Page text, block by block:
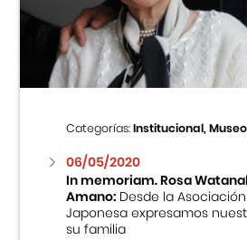
Centro Cultural Peruano
Cursos
Museo de la Inmigración
Fondo Editorial
Teatro Peruano Japonés
Categorías:Institucional, Museo
06/05/2020
In memoriam. Rosa
Amano:Desde la
Japonesa expresamos
su familia